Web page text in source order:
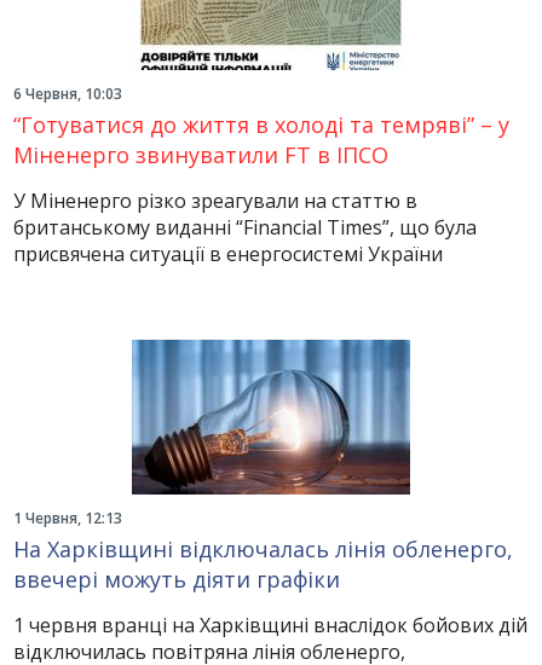
6 Червня, 10:03
“Готуватися до життя в холоді та темряві” – у
Міненерго звинуватили FT в ІПСО
У Міненерго різко зреагували на статтю в
британському виданні “Financial Times”, що була
присвячена ситуації в енергосистемі України
1 Червня, 12:13
На Харківщині відключалась лінія обленерго,
ввечері можуть діяти графіки
1 червня вранці на Харківщині внаслідок бойових дій
відключилась повітряна лінія обленерго,